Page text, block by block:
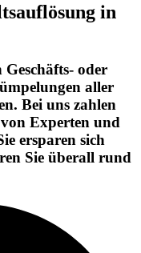
in
oder
aller
Bei uns zahlen
Experten und
ersparen sich
Sie überall rund